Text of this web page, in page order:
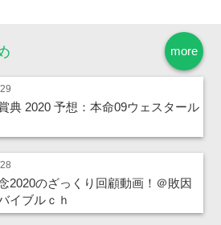
more
典 2020 予想：本命09ウェスタール
2020のざっくり回顧動画！＠敗因
イブルｃｈ